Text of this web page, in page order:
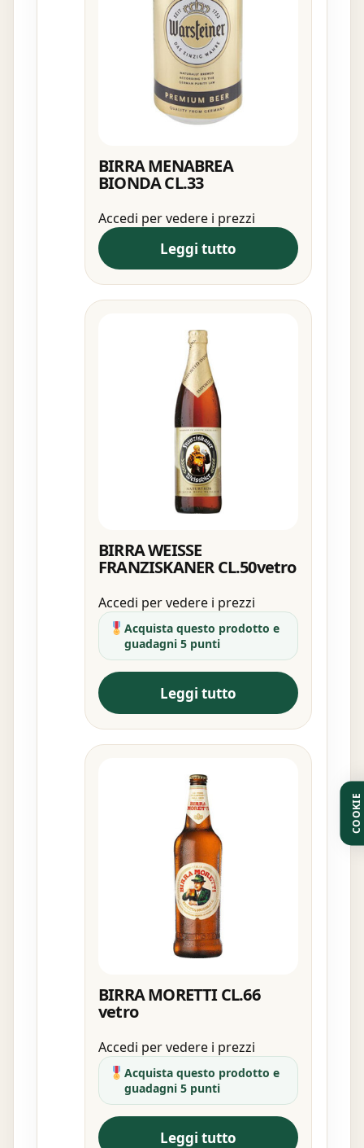
BIRRA MENABREA
BIONDA CL.33
Accedi per vedere i prezzi
Leggi tutto
BIRRA WEISSE
FRANZISKANER CL.50vetro
Accedi per vedere i prezzi
Acquista questo prodotto e
guadagni 5 punti
Leggi tutto
BIRRA MORETTI CL.66
vetro
Accedi per vedere i prezzi
Acquista questo prodotto e
guadagni 5 punti
Leggi tutto
COOKIE